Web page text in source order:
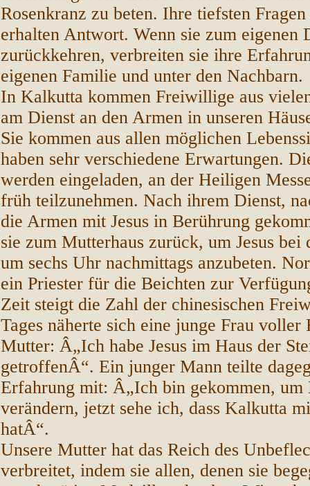
Rosenkranz zu beten. Ihre tiefsten
erhalten Antwort. Wenn sie zum eigenen
zurückkehren, verbreiten sie ihre
eigenen Familie und unter den Nachbarn.
In Kalkutta kommen Freiwillige aus
am Dienst an den Armen in unseren
Sie kommen aus allen möglichen
haben sehr verschiedene Erwartungen.
werden eingeladen, an der Heiligen
früh teilzunehmen. Nach ihrem Dienst,
die Armen mit Jesus in Berührung
sie zum Mutterhaus zurück, um Jesus bei
um sechs Uhr nachmittags anzubeten.
ein Priester für die Beichten zur
Zeit steigt die Zahl der chinesischen
Tages näherte sich eine junge Frau voller
Mutter: Â„Ich habe Jesus im Haus der
getroffenÂ“. Ein junger Mann teilte
Erfahrung mit: Â„Ich bin gekommen, um
verändern, jetzt sehe ich, dass Kalkutta
hatÂ“.
Unsere Mutter hat das Reich des
verbreitet, indem sie allen, denen sie